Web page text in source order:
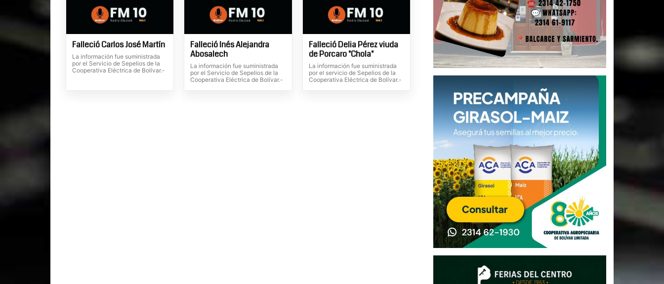
Falleció Carlos José Martín
La información fue suministrada
por el Servicio de Sepelios de la
Cooperativa Eléctrica de Bolívar.-
Falleció Inés Alejandra
Abosalech
La información fue suministrada
por el Servicio de Sepelios de la
Cooperativa Eléctrica de Bolívar.-
Falleció Delia Pérez viuda
de Porcaro "Chola"
La información fue suministrada
por el servicio de Sepelios de la
Cooperativa Eléctrica de Bolívar.-